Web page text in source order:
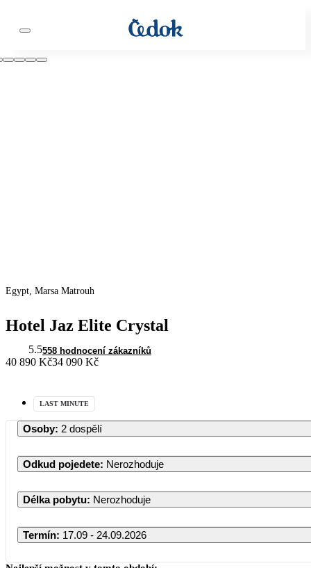
Egypt, Marsa Matrouh
Hotel Jaz Elite Crystal
5.5558 hodnocení zákazníků
40 890 Kč34 090 Kč
LAST MINUTE
Osoby: 2 dospělí
Odkud pojedete: Nerozhoduje
Délka pobytu: Nerozhoduje
Termín: 17.09 - 24.09.2026
Září 2026